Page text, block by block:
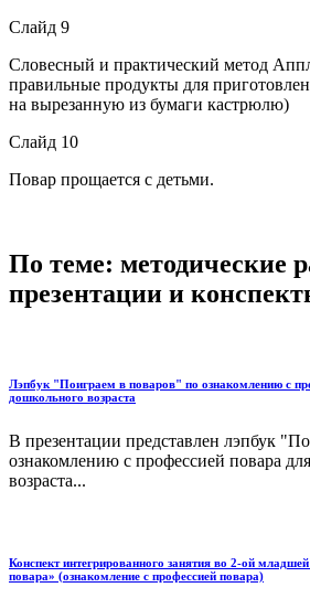
Слайд 9
Словесный и практический метод
правильные продукты для
на вырезанную из бумаги кастрюлю)
Слайд 10
Повар прощается с детьми.
По теме: методические
презентации и
Лэпбук "Поиграем в поваров" по ознакомлению с
дошкольного возраста
В презентации представлен лэпбук
ознакомлению с профессией повара
возраста...
Конспект интегрированного занятия во 2-ой
повара» (ознакомление с профессией повара)